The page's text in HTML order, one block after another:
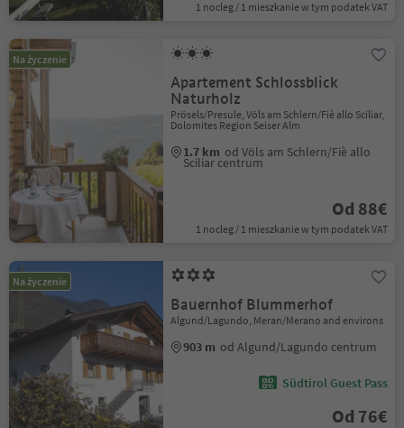
1 nocleg / 1 mieszkanie w tym podatek VAT
Na życzenie
Apartement Schlossblick
Naturholz
Prösels/Presule, Völs am Schlern/Fiè allo Sciliar,
Dolomites Region Seiser Alm
1.7 km od Völs am Schlern/Fiè allo
Sciliar centrum
Od 88€
1 nocleg / 1 mieszkanie w tym podatek VAT
Na życzenie
Bauernhof Blummerhof
Algund/Lagundo, Meran/Merano and environs
903 m od Algund/Lagundo centrum
Südtirol Guest Pass
Od 76€